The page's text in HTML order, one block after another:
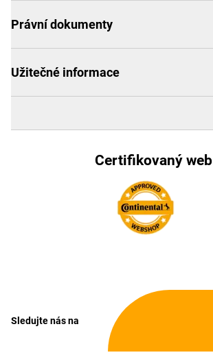
Právní dokumenty
Užitečné informace
Certifikovaný web
Sledujte nás na